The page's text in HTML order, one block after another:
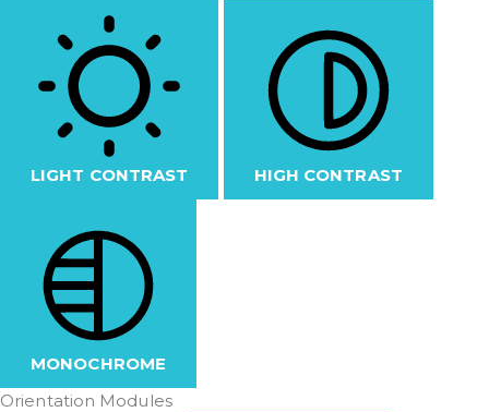
LIGHT CONTRAST HIGH CONTRAST
MONOCHROME
Orientation Modules